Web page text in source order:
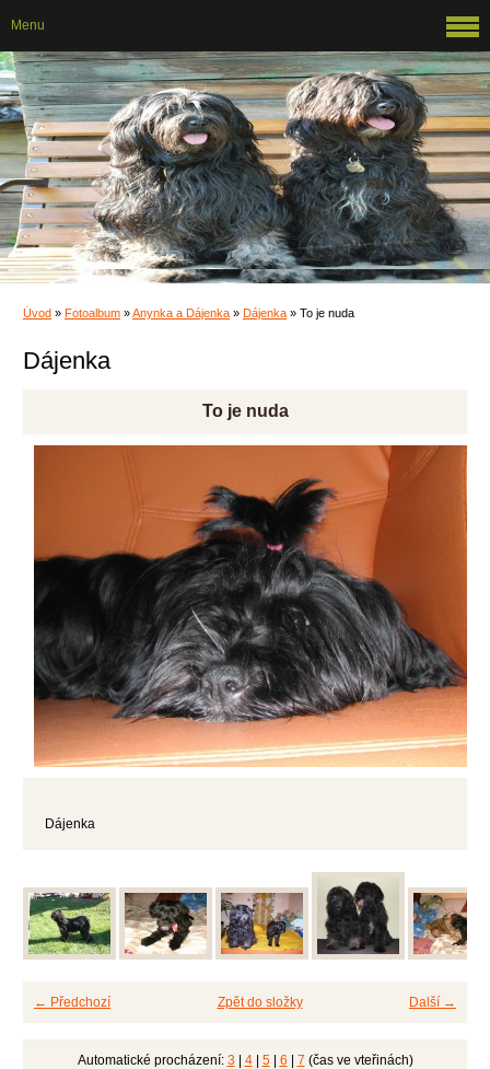
Úvod » Fotoalbum »Anynka a Dájenka » Dájenka » To je nuda
Dájenka
To je nuda
Dájenka
← Předchozí Další →
Zpět do složky
Automatické procházení: 3 4| 5| 6 7 (čas ve vteřinách)
Menu